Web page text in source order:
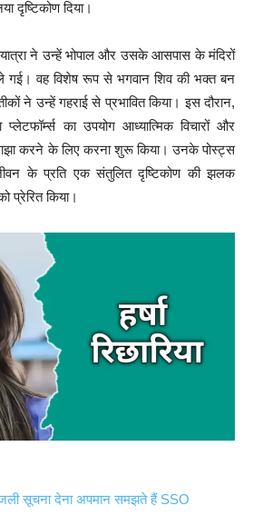
दृष्टिकोण दिया।
यात्रा ने उन्हें भोपाल और उसके आसपास के मंदिरों
गई। वह विशेष रूप से भगवान शिव की भक्त बन
ने उन्हें गहराई से प्रभावित किया। इस दौरान,
का उपयोग आध्यात्मिक विचारों और
करने के लिए करना शुरू किया। उनके पोस्ट्स
के प्रति एक संतुलित दृष्टिकोण की झलक
प्रेरित किया।
सूचना देना अपमान समझते हैं SSO